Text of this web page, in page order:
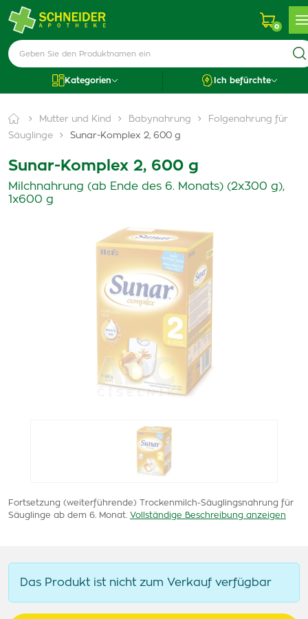
0
Kategorien Ich befürchte
Mutter und Kind Babynahrung
Folgenahrung für
Säuglinge
Sunar-Komplex 2, 600 g
Sunar-Komplex 2, 600 g
Milchnahrung (ab Ende des 6. Monats) (2x300 g),
1x600 g
Fortsetzung (weiterführende) Trockenmilch-Säuglingsnahrung für
Säuglinge ab dem 6. Monat. Vollständige Beschreibung anzeigen
Das Produkt ist nicht zum Verkauf verfügbar